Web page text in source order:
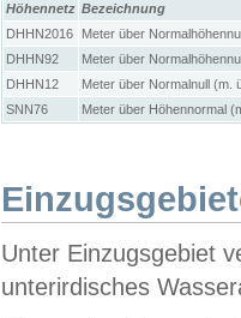
Höhennetz Bezeichnung
DHHN2016
Meter über
DHHN92
Meter über
DHHN12
Meter über Normalnull (m.
SNN76
Meter über Höhennormal
Unter Einzugsgebiet
unterirdisches